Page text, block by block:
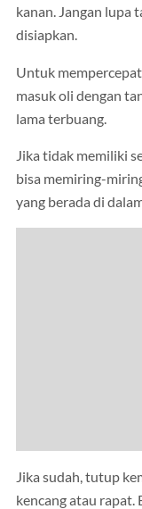
kanan. Jangan lupa
disiapkan.
Untuk
masuk oli dengan
lama terbuang.
Jika tidak memiliki
bisa memiring-
yang berada di
Jika sudah, tutup
kencang atau rapat.